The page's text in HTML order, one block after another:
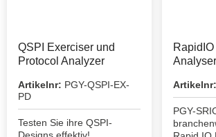
QSPI Exerciser und
Protocol Analyzer
Artikelnr: PGY-QSPI-EX-
PD
Testen Sie ihre QSPI-
Designs effektiv!
Analyser
Artikelnr:
PGY-